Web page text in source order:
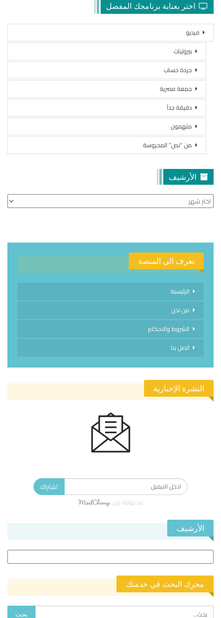
اختر بعناية برنامجك المفضل
فيديو
بيروتيات
جردة حساب
جمعة مصرية
دقيقة جداً
ملهمون
من “نص” المحروسة
الأرشيف
الأرشيف
تعرف الى المنصة
الرئيسية
من نحن
الشروط والاحكام
اتصل بنا
النشرة الإخبارية
اشتراك
مدعومة من
الأرشيف
محرك البحث في خدمتك